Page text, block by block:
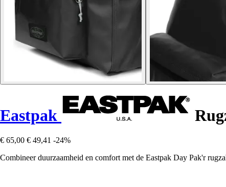
Eastpak
€ 65,00 € 49,41 -24%
Combineer duurzaamheid en comfort met de Eastpak Day Pak'r